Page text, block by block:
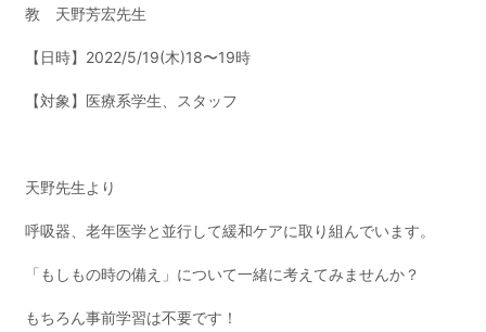
教 天野芳宏先生
【日時】2022/5/19(木)18〜19時
【対象】医療系学生、スタッフ
天野先生より
呼吸器、老年医学と並行して緩和ケアに取り組んでいます。
「もしもの時の備え」について一緒に考えてみませんか？
もちろん事前学習は不要です！